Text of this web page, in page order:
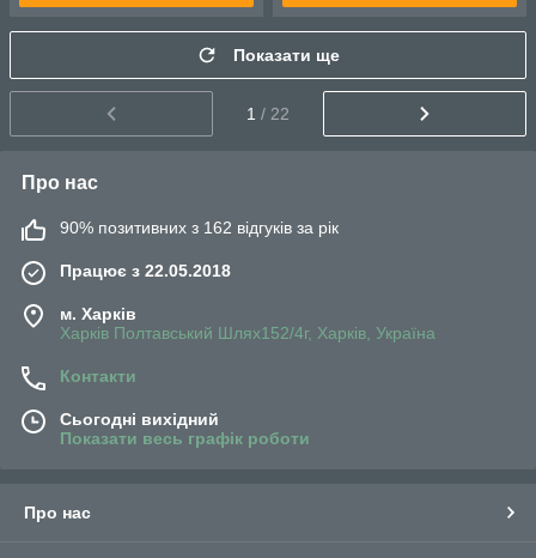
Показати ще
1 / 22
Про нас
90% позитивних з 162 відгуків за рік
Працює з 22.05.2018
м. Харків
Харків Полтавський Шлях152/4г, Харків, Україна
Контакти
Сьогодні вихідний
Показати весь графік роботи
Про нас